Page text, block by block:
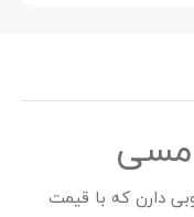
مسی
دارن که با قیمت